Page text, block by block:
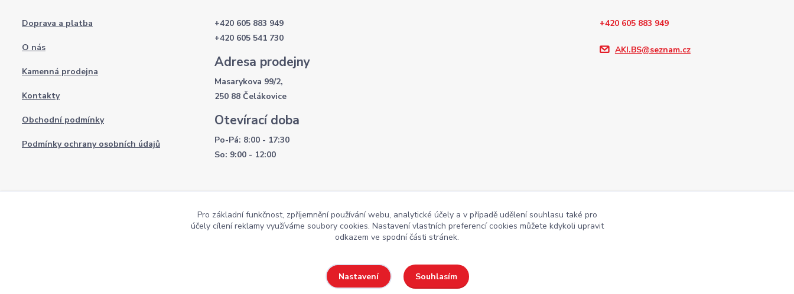
Doprava a platba
O nás
Kamenná prodejna
Kontakty
Obchodní podmínky
Podmínky ochrany osobních údajů
+420 605 883 949
+420 605 541 730
Adresa prodejny
Masarykova 99/2,
250 88 Čelákovice
Otevírací doba
Po-Pá: 8:00 - 17:30
So: 9:00 - 12:00
+420 605 883 949
AKI.BS@seznam.cz
Copyright AKI-DEKORACE s.r.o Všechna práva vyhrazena |PekneWeby
Pro základní funkčnost, zpříjemnění používání webu, analytické účely a v případě udělení souhlasu také pro
účely cílení reklamy využíváme soubory cookies. Nastavení vlastních preferencí cookies můžete kdykoli upravit
odkazem ve spodní části stránek.
Nastavení Souhlasím